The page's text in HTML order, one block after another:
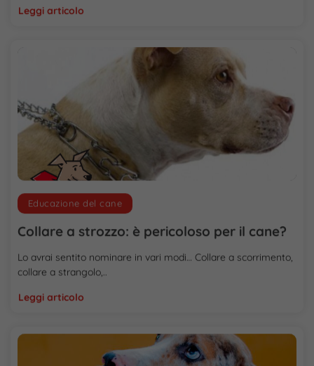
Leggi articolo
Educazione del cane
Collare a strozzo: è pericoloso per il cane?
Lo avrai sentito nominare in vari modi… Collare a scorrimento,
collare a strangolo,..
Leggi articolo